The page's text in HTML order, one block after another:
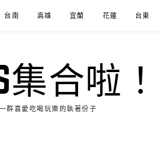
台南 高雄 宜蘭 花蓮 台東
集合啦！
一群喜愛吃喝玩樂的執著份子